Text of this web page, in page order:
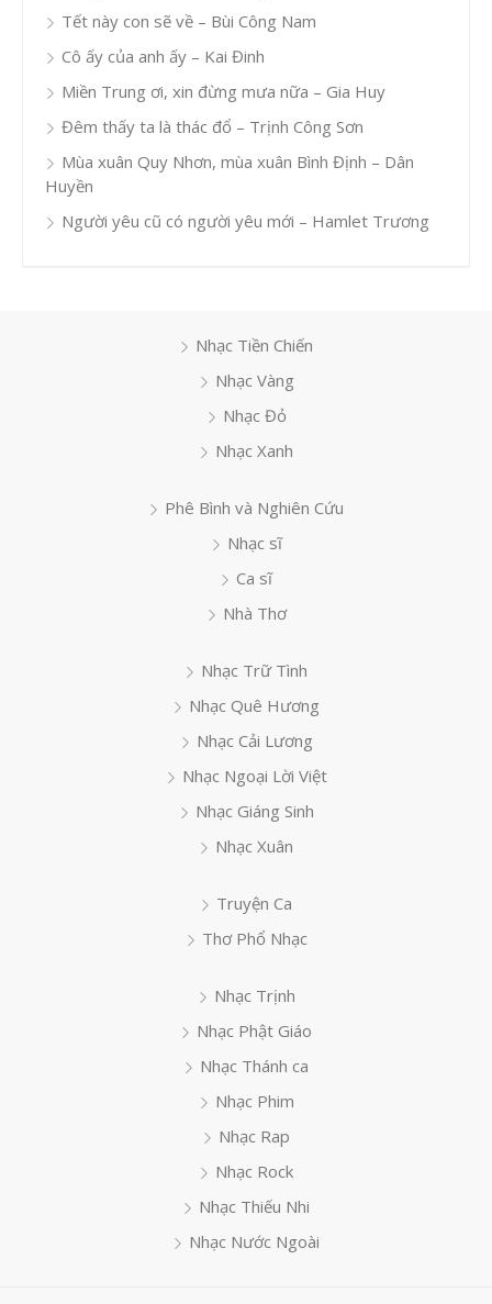
Tết này con sẽ về – Bùi Công Nam
Cô ấy của anh ấy – Kai Đinh
Miền Trung ơi, xin đừng mưa nữa – Gia Huy
Đêm thấy ta là thác đổ – Trịnh Công Sơn
Mùa xuân Quy Nhơn, mùa xuân Bình Định – Dân
Huyền
Người yêu cũ có người yêu mới – Hamlet Trương
Nhạc Tiền Chiến
Nhạc Vàng
Nhạc Đỏ
Nhạc Xanh
Phê Bình và Nghiên Cứu
Nhạc sĩ
Ca sĩ
Nhà Thơ
Nhạc Trữ Tình
Nhạc Quê Hương
Nhạc Cải Lương
Nhạc Ngoại Lời Việt
Nhạc Giáng Sinh
Nhạc Xuân
Truyện Ca
Thơ Phổ Nhạc
Nhạc Trịnh
Nhạc Phật Giáo
Nhạc Thánh ca
Nhạc Phim
Nhạc Rap
Nhạc Rock
Nhạc Thiếu Nhi
Nhạc Nước Ngoài